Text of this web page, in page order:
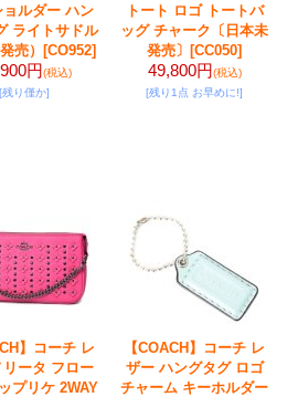
ョルダー ハン
ライトサドル
売）
[CO952]
円(税込)
[残り僅か]
トート ロゴ トートバ
ッグ チャーク〔日本未
発売〕 [CC050]
49,800円(税込)
[残り1点 お早めに!]
】コーチ レ
ータ フロー
プリケ 2WAY
【COACH】コーチ レ
ザー ハングタグ ロゴ
チャーム キーホルダー